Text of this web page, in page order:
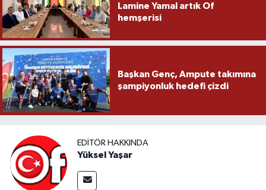
Lamine Yamal artık Of
hemşerisi
Başkan Genç, Ampute takımına
şampiyonluk hedefi çizdi
EDITÖR HAKKINDA
Yüksel Yaşar